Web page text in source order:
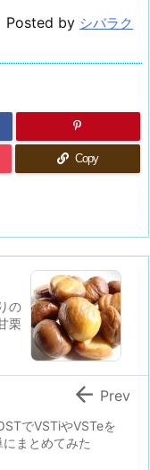
Posted by シバラク
Copy
の
栗
でVSTiやVSTeを
まとめてみた
 Prev